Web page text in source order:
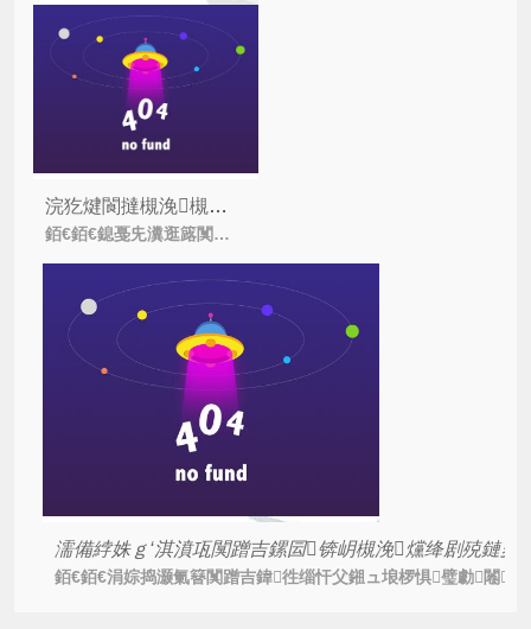
浣犵煡閬撻槻浼槻绐滆揣绯荤粺鎷ユ湁鍝簺涓昏鍔熻兘鍚楋紵
銆€銆€鎴戞兂瀵逛簬闃蹭吉澶у搴旇閮藉緢鐔熸倝鍚э紝浜у搧鐨勪繚闅滃叧涔庢瘡涓€涓汉鐨勫垏韬埄鐩婏紝鑰岀獪璐т篃浼氱洿鎺ャ€侀棿鎺ュ湴褰?/i>